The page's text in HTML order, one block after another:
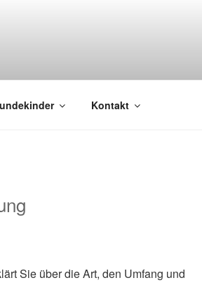
Kontakt
Sie über die Art, den Umfang und